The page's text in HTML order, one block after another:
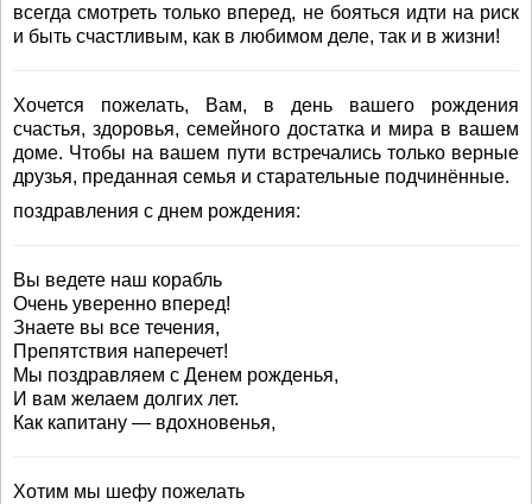
всегда смотреть только вперед, не бояться идти на риск
и быть счастливым, как в любимом деле, так и в жизни!
Хочется пожелать, Вам, в день вашего рождения
счастья, здоровья, семейного достатка и мира в вашем
доме. Чтобы на вашем пути встречались только верные
друзья, преданная семья и старательные подчинённые.
поздравления с днем рождения:
Вы ведете наш корабль
Очень уверенно вперед!
Знаете вы все течения,
Препятствия наперечет!
Мы поздравляем с Денем рожденья,
И вам желаем долгих лет.
Как капитану — вдохновенья,
Хотим мы шефу пожелать